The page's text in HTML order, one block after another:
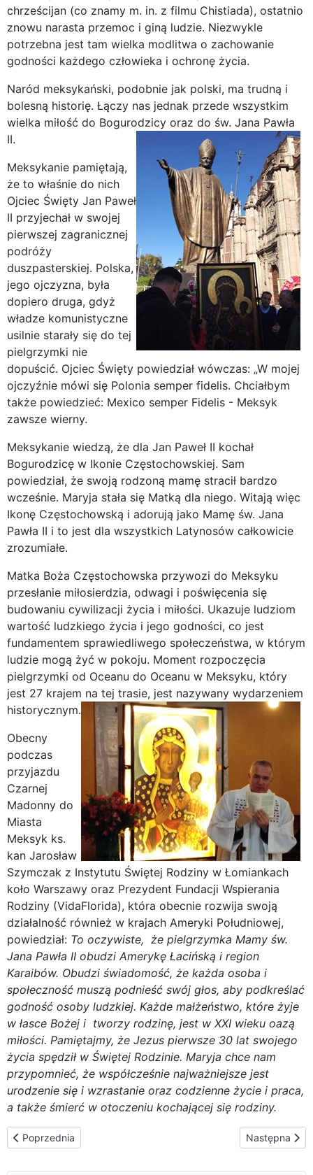
chrześcijan (co znamy m. in. z filmu Chistiada), ostatnio
znowu narasta przemoc i giną ludzie. Niezwykle
potrzebna jest tam wielka modlitwa o zachowanie
godności każdego człowieka i ochronę życia.
Naród meksykański, podobnie jak polski, ma trudną i
bolesną historię. Łączy nas jednak przede wszystkim
wielka miłość do Bogurodzicy oraz do św. Jana Pawła
II.
Meksykanie pamiętają,
że to właśnie do nich
Ojciec Święty Jan Paweł
II przyjechał w swojej
pierwszej zagranicznej
podróży
duszpasterskiej. Polska,
jego ojczyzna, była
dopiero druga, gdyż
władze komunistyczne
usilnie starały się do tej
pielgrzymki nie
dopuścić. Ojciec Święty powiedział wówczas: „W mojej
ojczyźnie mówi się Polonia semper fidelis. Chciałbym
także powiedzieć: Mexico semper Fidelis - Meksyk
zawsze wierny.
Meksykanie wiedzą, że dla Jan Paweł II kochał
Bogurodzicę w Ikonie Częstochowskiej. Sam
powiedział, że swoją rodzoną mamę stracił bardzo
wcześnie. Maryja stała się Matką dla niego. Witają więc
Ikonę Częstochowską i adorują jako Mamę św. Jana
Pawła II i to jest dla wszystkich Latynosów całkowicie
zrozumiałe.
Matka Boża Częstochowska przywozi do Meksyku
przesłanie miłosierdzia, odwagi i poświęcenia się
budowaniu cywilizacji życia i miłości. Ukazuje ludziom
wartość ludzkiego życia i jego godności, co jest
fundamentem sprawiedliwego społeczeństwa, w którym
ludzie mogą żyć w pokoju. Moment rozpoczęcia
pielgrzymki od Oceanu do Oceanu w Meksyku, który
jest 27 krajem na tej trasie, jest nazywany wydarzeniem
historycznym.
Obecny
podczas
przyjazdu
Czarnej
Madonny do
Miasta
Meksyk ks.
kan Jarosław
Szymczak z Instytutu Świętej Rodziny w Łomiankach
koło Warszawy oraz Prezydent Fundacji Wspierania
Rodziny (VidaFlorida), która obecnie rozwija swoją
działalność również w krajach Ameryki Południowej,
powiedział: To oczywiste, że pielgrzymka Mamy św.
Jana Pawła II obudzi Amerykę Łacińską i region
Karaibów. Obudzi świadomość, że każda osoba i
społeczność muszą podnieść swój głos, aby podkreślać
godność osoby ludzkiej. Każde małżeństwo, które żyje
w łasce Bożej i tworzy rodzinę, jest w XXI wieku oazą
miłości. Pamiętajmy, że Jezus pierwsze 30 lat swojego
życia spędził w Świętej Rodzinie. Maryja chce nam
przypomnieć, że współcześnie najważniejsze jest
urodzenie się i wzrastanie oraz codzienne życie i praca,
a także śmierć w otoczeniu kochającej się rodziny.
Poprzednia strona: Przyjazd do León oraz wizyta w sanktuarium
Poprzednia Następna
Następna